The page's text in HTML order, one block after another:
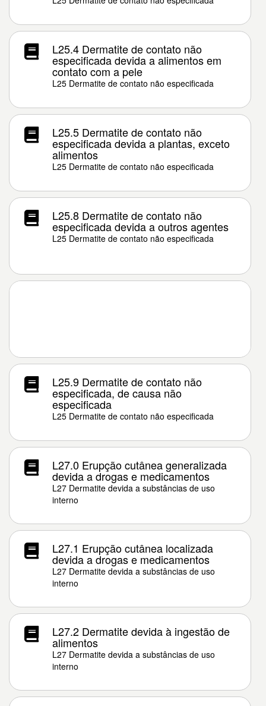
L25.4 Dermatite de contato não
especificada devida a alimentos em
contato com a pele
L25 Dermatite de contato não especificada
L25.5 Dermatite de contato não
especificada devida a plantas, exceto
alimentos
L25 Dermatite de contato não especificada
L25.8 Dermatite de contato não
especificada devida a outros agentes
L25 Dermatite de contato não especificada
L25.9 Dermatite de contato não
especificada, de causa não
especificada
L25 Dermatite de contato não especificada
L27.0 Erupção cutânea generalizada
devida a drogas e medicamentos
L27 Dermatite devida a substâncias de uso
interno
L27.1 Erupção cutânea localizada
devida a drogas e medicamentos
L27 Dermatite devida a substâncias de uso
interno
L27.2 Dermatite devida à ingestão de
alimentos
L27 Dermatite devida a substâncias de uso
interno